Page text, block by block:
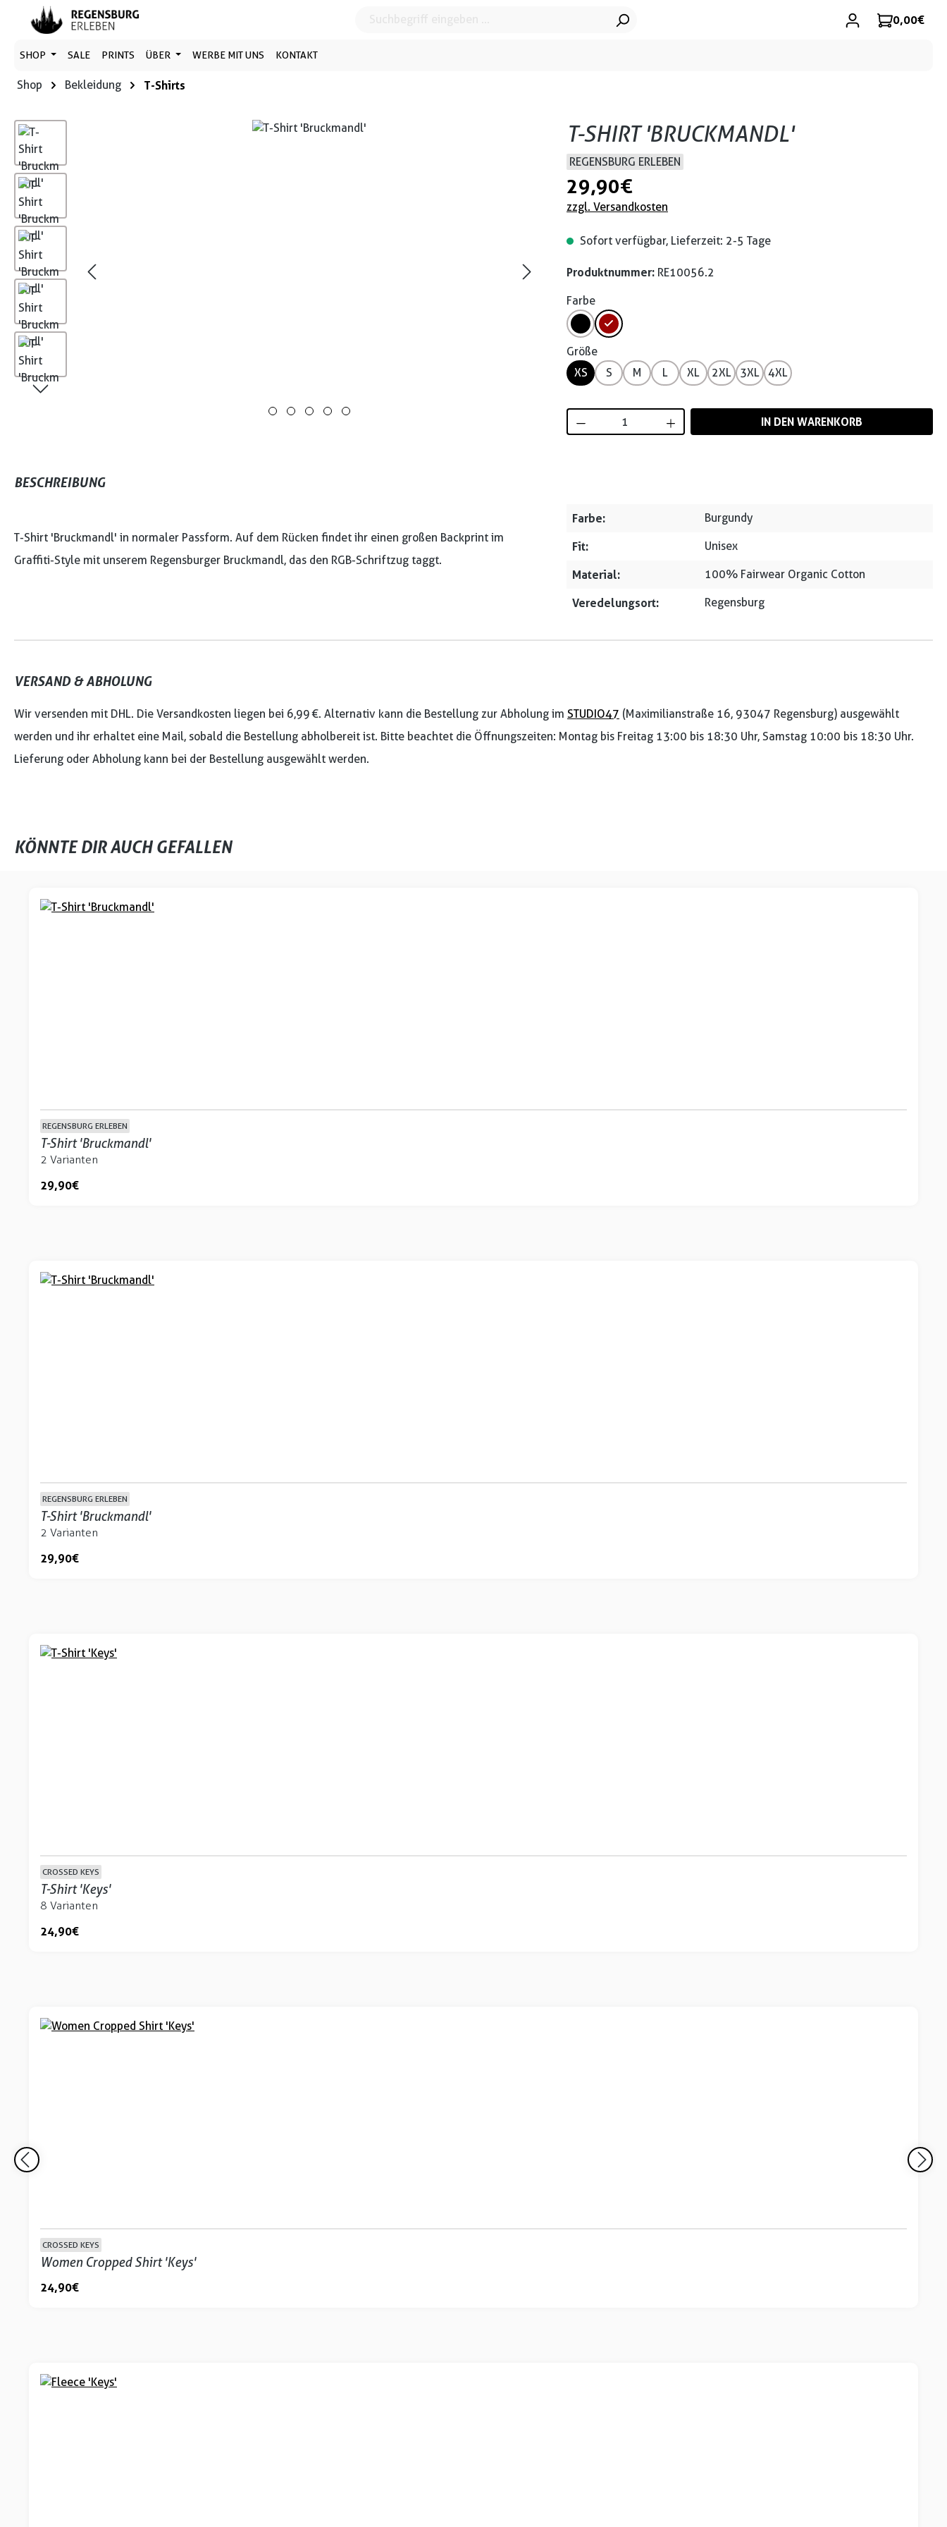
Hauptinhalt springen
Zur Suche springen
Zur Hauptnavigation springen 0,00 €
SHOP SALE PRINTS ÜBER WERBE MIT UNS KONTAKT
Shop Bekleidung T-Shirts
Bildergalerie überspringen T-SHIRT 'BRUCKMANDL'
REGENSBURG ERLEBEN
29,90 €
zzgl. Versandkosten
Sofort verfügbar, Lieferzeit: 2-5 Tage
Produktnummer: RE10056.2
Farbe
Größe
XS
S M L XL 2XL 3XL 4XL
Produkt Anzahl: Gib den gewünschten Wert ein
IN DEN WARENKORB
BESCHREIBUNG
T-Shirt 'Bruckmandl' in normaler Passform. Auf dem Rücken findet ihr einen großen Backprint im
Graffiti-Style mit unserem Regensburger Bruckmandl, das den RGB-Schriftzug taggt.
Farbe: Burgundy
Fit: Unisex
Material: 100% Fairwear Organic Cotton
Veredelungsort: Regensburg
VERSAND & ABHOLUNG
Wir versenden mit DHL. Die Versandkosten liegen bei 6,99 €. Alternativ kann die Bestellung zur Abholung im STUDIO47 (Maximilianstraße 16, 93047 Regensburg) ausgewählt
werden und ihr erhaltet eine Mail, sobald die Bestellung abholbereit ist. Bitte beachtet die Öffnungszeiten: Montag bis Freitag 13:00 bis 18:30 Uhr, Samstag 10:00 bis 18:30 Uhr.
Lieferung oder Abholung kann bei der Bestellung ausgewählt werden.
KÖNNTE DIR AUCH GEFALLEN
REGENSBURG ERLEBEN
T-Shirt 'Bruckmandl'
2 Varianten
29,90 €
REGENSBURG ERLEBEN
T-Shirt 'Bruckmandl'
2 Varianten
29,90 €
CROSSED KEYS
T-Shirt 'Keys'
8 Varianten
24,90 €
CROSSED KEYS
Women Cropped Shirt 'Keys'
24,90 €